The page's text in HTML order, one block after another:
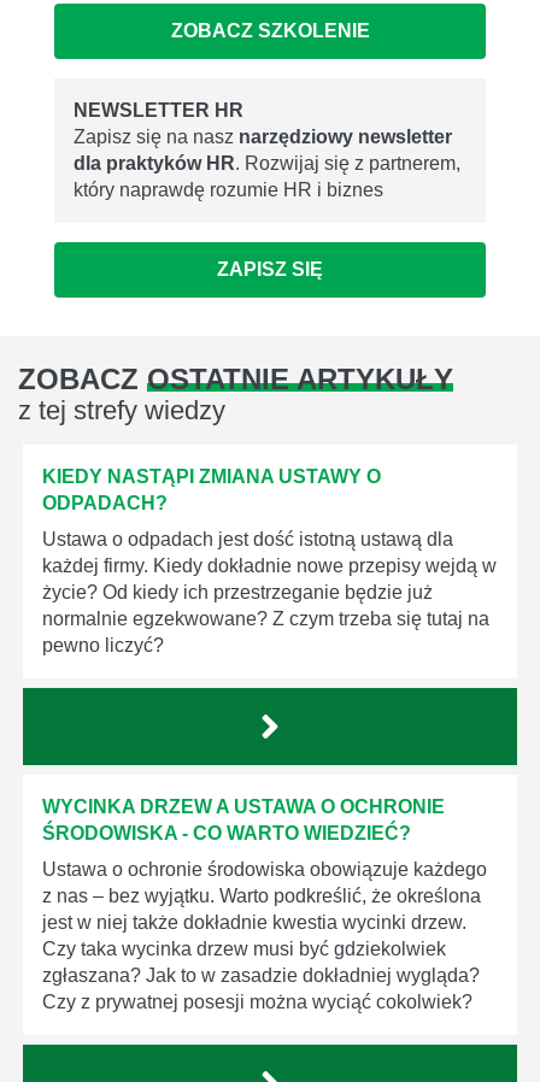
ZOBACZ SZKOLENIE
NEWSLETTER HR
Zapisz się na nasz narzędziowy newsletter
dla praktyków HR. Rozwijaj się z partnerem,
który naprawdę rozumie HR i biznes
ZAPISZ SIĘ
ZOBACZ OSTATNIE ARTYKUŁY
z tej strefy wiedzy
KIEDY NASTĄPI ZMIANA USTAWY O
ODPADACH?
Ustawa o odpadach jest dość istotną ustawą dla
każdej firmy. Kiedy dokładnie nowe przepisy wejdą w
życie? Od kiedy ich przestrzeganie będzie już
normalnie egzekwowane? Z czym trzeba się tutaj na
pewno liczyć?
WYCINKA DRZEW A USTAWA O OCHRONIE
ŚRODOWISKA - CO WARTO WIEDZIEĆ?
Ustawa o ochronie środowiska obowiązuje każdego
z nas – bez wyjątku. Warto podkreślić, że określona
jest w niej także dokładnie kwestia wycinki drzew.
Czy taka wycinka drzew musi być gdziekolwiek
zgłaszana? Jak to w zasadzie dokładniej wygląda?
Czy z prywatnej posesji można wyciąć cokolwiek?